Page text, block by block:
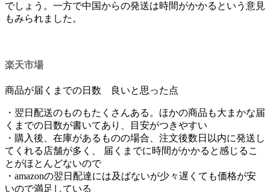
でしょう。一方で中国からの発送は時間がかかるという意見
もみられました。
楽天市場
商品が届くまでの日数 良いと思った点
・翌日配送のものもたくさんある。ほかの商品も大まかな届
くまでの日数が書いてあり、目安がつきやすい
・購入後、在庫があるものの場合、注文後数日以内に発送し
てくれる店舗が多く、 届くまでに時間がかかると感じるこ
とがほとんどないので
・amazonの翌日配達には及ばないが少々遅くても価格が安
いので満足している